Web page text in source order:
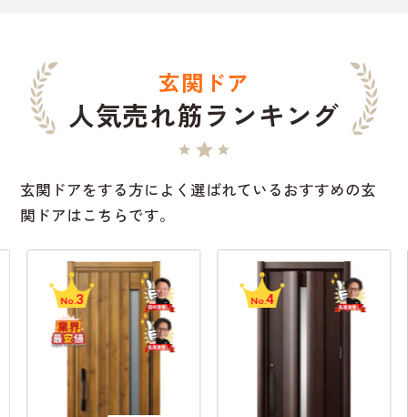
玄関ドア
人気売れ筋ランキング
玄関ドアをする方によく選ばれているおすすめの玄
関ドアはこちらです。
No.3 No.4